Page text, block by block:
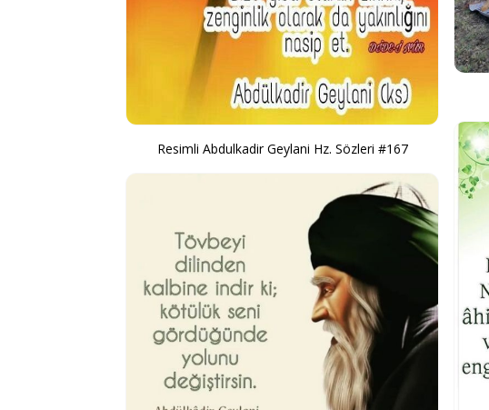
Resimli Abdulkadir Geylani Hz. Sözleri #167